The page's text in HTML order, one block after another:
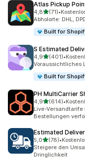
Atlas Pickup
4,8von 5 Sternen
(71)
71 Rezensionen
•
Abholorte: DHL,
Built for
S Estimated
4,9von 5 Sternen
(401)
401 Rezensionen
•
Voraussichtliches
Built for
PH MultiCarrier
4,9von 5 Sternen
(614)
614 Rezensionen
•
Live-
Bestellungen
Estimated
5,0von 5 Sternen
(78)
78 Rezensionen
•
Steigere den
Dringlichkeit